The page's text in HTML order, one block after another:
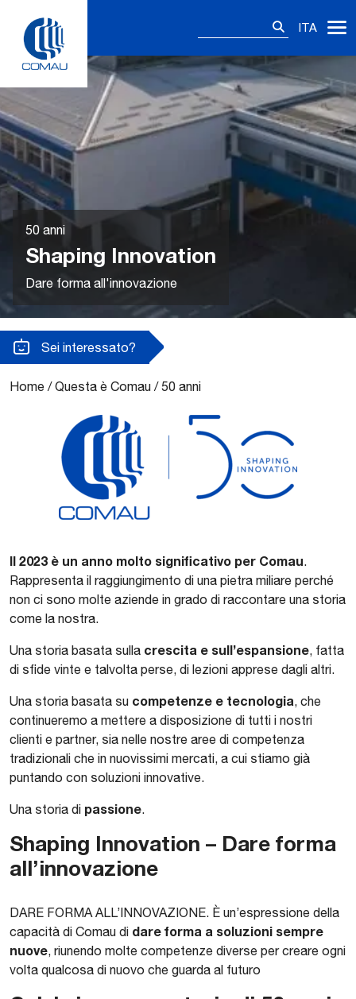
content
ITA
50 anni
Shaping Innovation
Dare forma all'innovazione
Sei interessato?
Home /Questa è Comau /50 anni
Il 2023 è un anno molto significativo per Comau.
Rappresenta il raggiungimento di una pietra miliare perché
non ci sono molte aziende in grado di raccontare una storia
come la nostra.
Una storia basata sulla crescita e sull’espansione, fatta
di sfide vinte e talvolta perse, di lezioni apprese dagli altri.
Una storia basata su competenze e tecnologia, che
continueremo a mettere a disposizione di tutti i nostri
clienti e partner, sia nelle nostre aree di competenza
tradizionali che in nuovissimi mercati, a cui stiamo già
puntando con soluzioni innovative.
Una storia di passione.
Shaping Innovation – Dare forma
all’innovazione
DARE FORMA ALL’INNOVAZIONE. È un’espressione della
capacità di Comau di dare forma a soluzioni sempre
nuove, riunendo molte competenze diverse per creare ogni
volta qualcosa di nuovo che guarda al futuro